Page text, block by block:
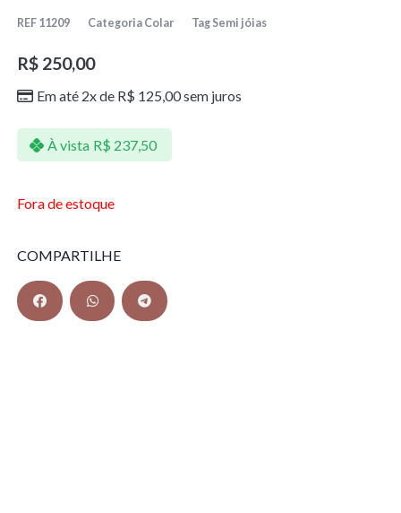
REF 11209 Categoria Colar Tag Semi jóias
R$250,00
Em até 2x de R$ 125,00sem juros
À vista R$ 237,50
Fora de estoque
COMPARTILHE